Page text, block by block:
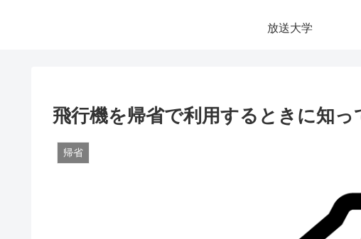
放送大学
飛行機を帰省で利用するときに知っ
帰省